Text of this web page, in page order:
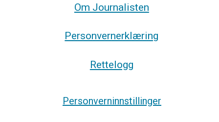
Om Journalisten
Personvernerklæring
Rettelogg
Personverninnstillinger